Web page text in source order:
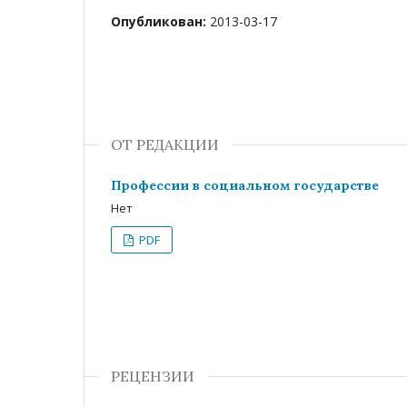
Опубликован: 2013-03-17
ОТ РЕДАКЦИИ
Профессии в социальном государстве
Нет
PDF
РЕЦЕНЗИИ